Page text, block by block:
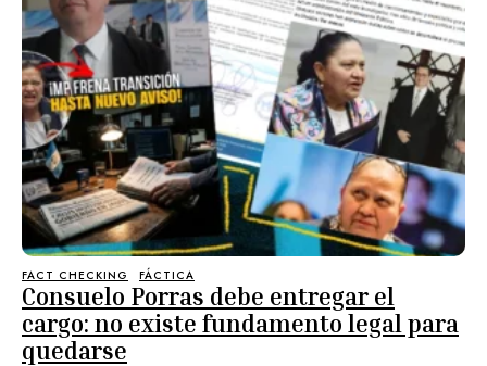
FACT CHECKING FÁCTICA
Consuelo Porras debe entregar el
cargo: no existe fundamento legal para
quedarse